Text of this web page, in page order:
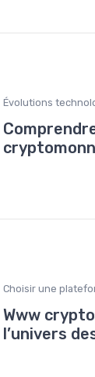
Évolutions
Choisir une
Www
l’univers